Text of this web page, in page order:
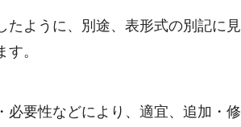
たように、別途、表形式の別記に見
。
必要性などにより、適宜、追加・修